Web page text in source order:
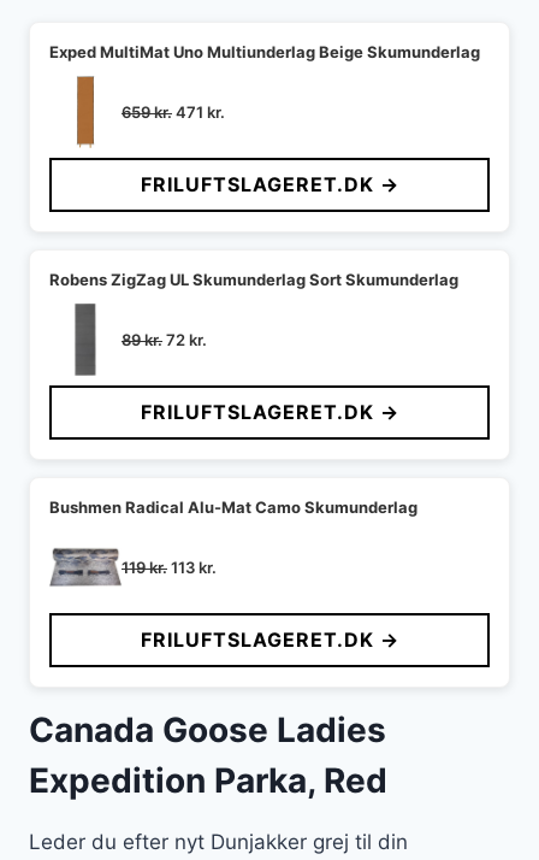
Exped MultiMat Uno Multiunderlag Beige Skumunderlag
659kr.Den
pris
var:
659 kr..
471 kr.
pris
er:
471 kr..
FRILUFTSLAGERET.DK →
Robens ZigZag UL Skumunderlag Sort Skumunderlag
89kr.Den
pris
var:
89 kr..
72kr.
pris
er:
72 kr..
FRILUFTSLAGERET.DK →
Bushmen Radical Alu-Mat Camo Skumunderlag
119kr.Den
pris
var:
119 kr..
113kr.
pris
er:
113 kr..
FRILUFTSLAGERET.DK →
Canada Goose Ladies
Expedition Parka, Red
Leder du efter nyt Dunjakker grej til din